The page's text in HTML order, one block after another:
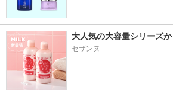
大人気の大容量シリーズ
セザンヌ